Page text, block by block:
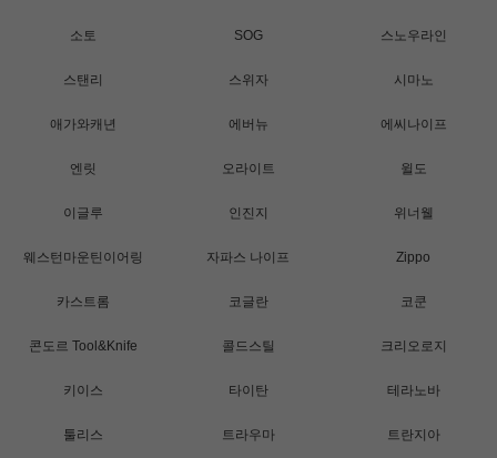
소토 SOG 스노우라인
스탠리 스위자 시마노
애가와캐년 에버뉴 에씨나이프
엔릿 오라이트 윌도
이글루 인진지 위너웰
웨스턴마운틴이어링 자파스 나이프 Zippo
카스트롬 코글란 코쿤
콘도르 Tool&Knife 콜드스틸 크리오로지
키이스 타이탄 테라노바
툴리스 트라우마 트란지아